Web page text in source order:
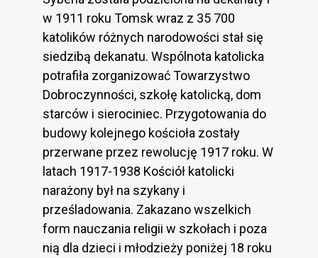
w 1911 roku Tomsk wraz z 35 700
katolików różnych narodowości stał się
siedzibą dekanatu. Wspólnota katolicka
potrafiła zorganizować Towarzystwo
Dobroczynności, szkołę katolicką, dom
starców i sierociniec. Przygotowania do
budowy kolejnego kościoła zostały
przerwane przez rewolucję 1917 roku. W
latach 1917-1938 Kościół katolicki
narażony był na szykany i
prześladowania. Zakazano wszelkich
form nauczania religii w szkołach i poza
nią dla dzieci i młodzieży poniżej 18 roku